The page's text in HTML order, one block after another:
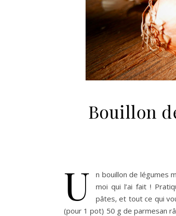
Bouillon
U
n bouillon de légumes
moi qui l’ai fait !
pâtes, et tout ce qui
(pour 1 pot) 50 g de parmesan